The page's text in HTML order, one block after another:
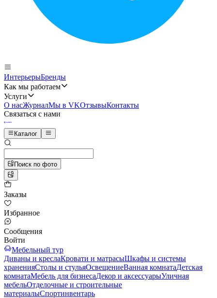
ИнтерьерыБренды
Как мы работаем
Услуги
О насЖурналМы в VKОтзывыКонтакты
Связаться с нами
Каталог
Поиск по фото
Заказы
Избранное
Сообщения
Войти
Мебельный тур
Диваны и креслаКровати и матрасыШкафы и системы
храненияСтолы и стульяОсвещениеВанная комнатаДетская
комнатаМебель для бизнесаДекор и аксессуарыУличная
мебельОтделочные и строительные
материалыСпортинвентарь